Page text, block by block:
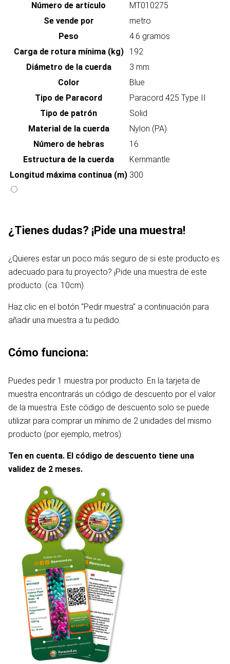
Número de artículo
MT010275
Se vende por
metro
Peso
4.6 gramos
Carga de rotura mínima (kg)
192
Diámetro de la cuerda
3 mm
Color
Blue
Tipo de Paracord
Paracord 425 Type II
Tipo de patrón
Solid
Material de la cuerda
Nylon (PA)
Número de hebras
16
Estructura de la cuerda
Kernmantle
Longitud máxima continua (m) 300
¿Tienes dudas? ¡Pide una muestra!
¿Quieres estar un poco más seguro de si este producto es
adecuado para tu proyecto? ¡Pide una muestra de este
producto. (ca. 10cm)
Haz clic en el botón "Pedir muestra" a continuación para
añadir una muestra a tu pedido.
Cómo funciona:
Puedes pedir 1 muestra por producto. En la tarjeta de
muestra encontrarás un código de descuento por el valor
de la muestra. Este código de descuento solo se puede
utilizar para comprar un mínimo de 2 unidades del mismo
producto (por ejemplo, metros).
Ten en cuenta. El código de descuento tiene una
validez de 2 meses.